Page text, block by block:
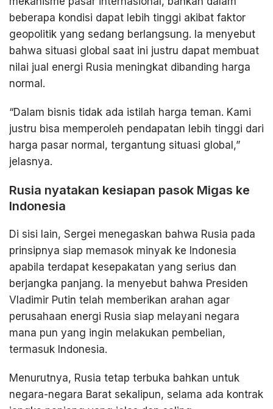
beberapa kondisi dapat lebih tinggi akibat faktor
geopolitik yang sedang berlangsung. Ia menyebut
bahwa situasi global saat ini justru dapat membuat
nilai jual energi Rusia meningkat dibanding harga
normal.
“Dalam bisnis tidak ada istilah harga teman. Kami
justru bisa memperoleh pendapatan lebih tinggi dari
harga pasar normal, tergantung situasi global,”
jelasnya.
Rusia nyatakan kesiapan pasok Migas ke
Indonesia
Di sisi lain, Sergei menegaskan bahwa Rusia pada
prinsipnya siap memasok minyak ke Indonesia
apabila terdapat kesepakatan yang serius dan
berjangka panjang. Ia menyebut bahwa Presiden
Vladimir Putin telah memberikan arahan agar
perusahaan energi Rusia siap melayani negara
mana pun yang ingin melakukan pembelian,
termasuk Indonesia.
Menurutnya, Rusia tetap terbuka bahkan untuk
negara-negara Barat sekalipun, selama ada kontrak